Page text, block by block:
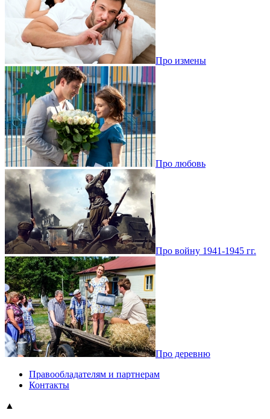
Про измены
Про любовь
Про войну 1941-1945 гг.
Про деревню
Правообладателям и партнерам
Контакты
▲